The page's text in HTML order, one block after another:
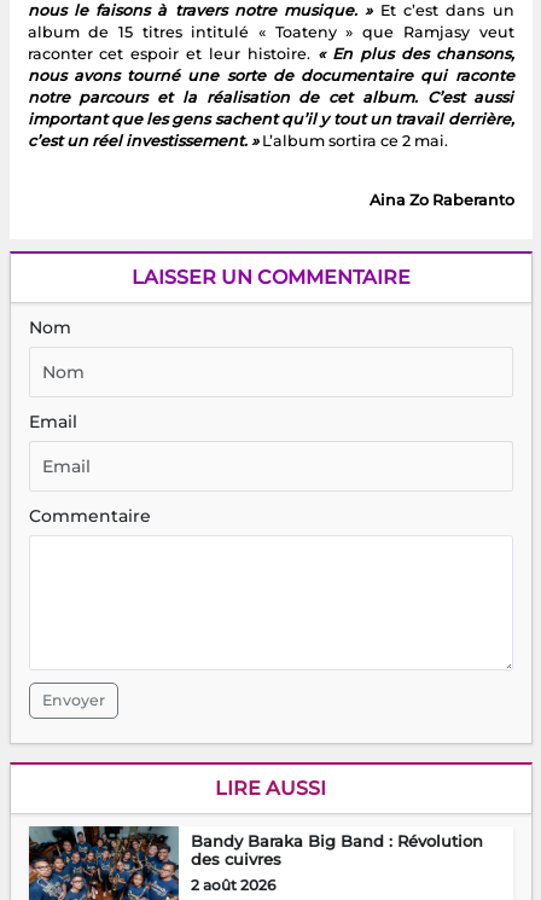
nous le faisons à travers notre musique. »Et c’est dans un
album de 15 titres intitulé « Toateny » que Ramjasy veut
raconter cet espoir et leur histoire. « En plus des chansons,
nous avons tourné une sorte de documentaire qui raconte
notre parcours et la réalisation de cet album. C’est aussi
important que les gens sachent qu’il y tout un travail derrière,
c’est un réel investissement. »L’album sortira ce 2 mai.
Aina Zo Raberanto
LAISSER UN COMMENTAIRE
Nom
Email
Commentaire
Envoyer
LIRE AUSSI
Bandy Baraka Big Band : Révolution
des cuivres
2 août 2026